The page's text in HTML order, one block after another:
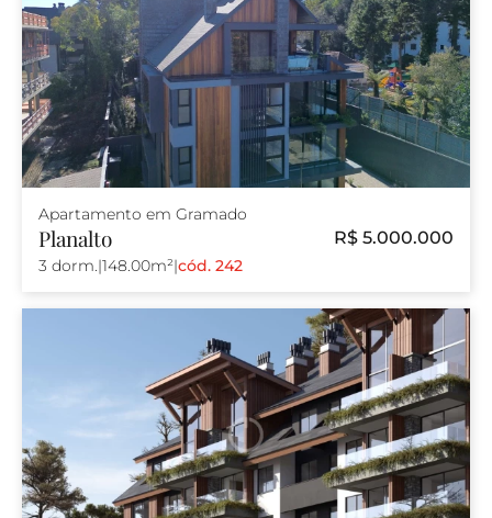
Apartamento em Gramado
Planalto R$ 5.000.000
3 dorm.|148.00m²|cód. 242